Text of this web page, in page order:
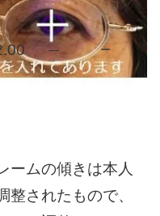
― ー
ームの傾きは本人
されたもので、